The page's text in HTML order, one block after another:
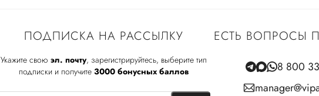
ПОДПИСКА НА РАССЫЛКУ
Укажите свою эл. почту, зарегистрируйтесь, выберите тип
подписки и получите 3000 бонусных баллов
ЕСТЬ ВОПРОСЫ
8 800